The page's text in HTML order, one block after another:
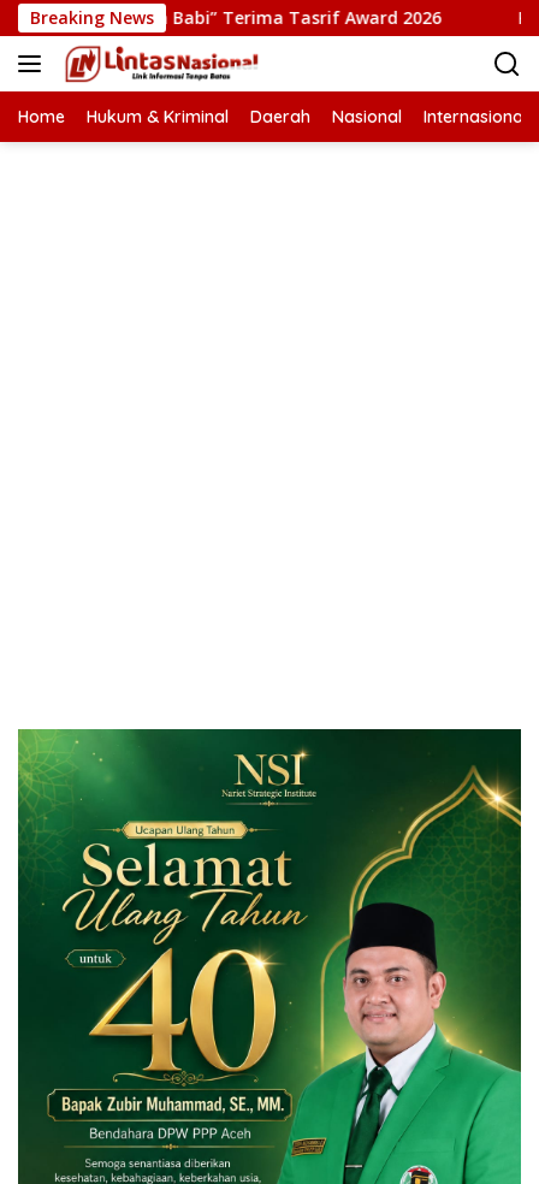
Langsung
ke
konten
Breaking News
“Pesta Babi” Terima Tasrif Award 2026 Kapolresta
Home Hukum & Kriminal Daerah Nasional Internasional